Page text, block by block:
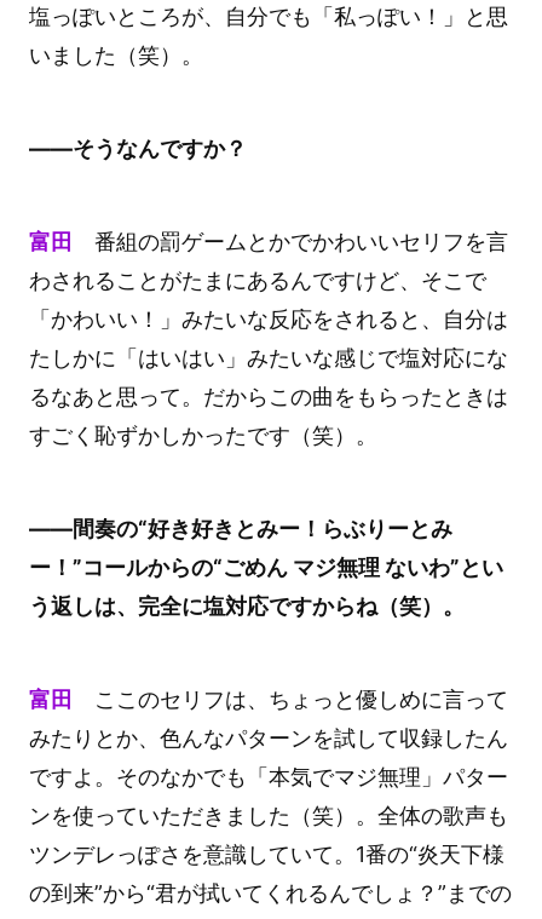
塩っぽいところが、自分でも「私っぽい！」と思
いました（笑）。
――そうなんですか？
富田
番組の罰ゲームとかでかわいいセリフを言
わされることがたまにあるんですけど、そこで
「かわいい！」みたいな反応をされると、自分は
たしかに「はいはい」みたいな感じで塩対応にな
るなあと思って。だからこの曲をもらったときは
すごく恥ずかしかったです（笑）。
――間奏の“好き好きとみー！らぶりーとみ
ー！”コールからの“ごめん マジ無理 ないわ”とい
う返しは、完全に塩対応ですからね（笑）。
富田 ここのセリフは、ちょっと優しめに言って
みたりとか、色んなパターンを試して収録したん
ですよ。そのなかでも「本気でマジ無理」パター
ンを使っていただきました（笑）。全体の歌声も
ツンデレっぽさを意識していて。1番の“炎天下様
の到来”から“君が拭いてくれるんでしょ？”までの